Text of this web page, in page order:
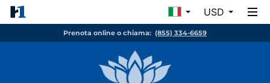
USD
Prenota online o chiama: (855) 334-6659